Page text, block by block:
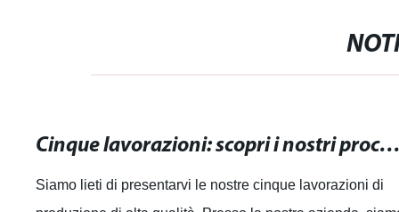
Cinque lavorazioni: scopri i nostri processi di
Siamo lieti di presentarvi le nostre cinque lavorazioni di